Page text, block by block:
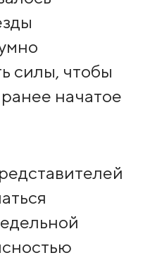
силы, чтобы
начатое